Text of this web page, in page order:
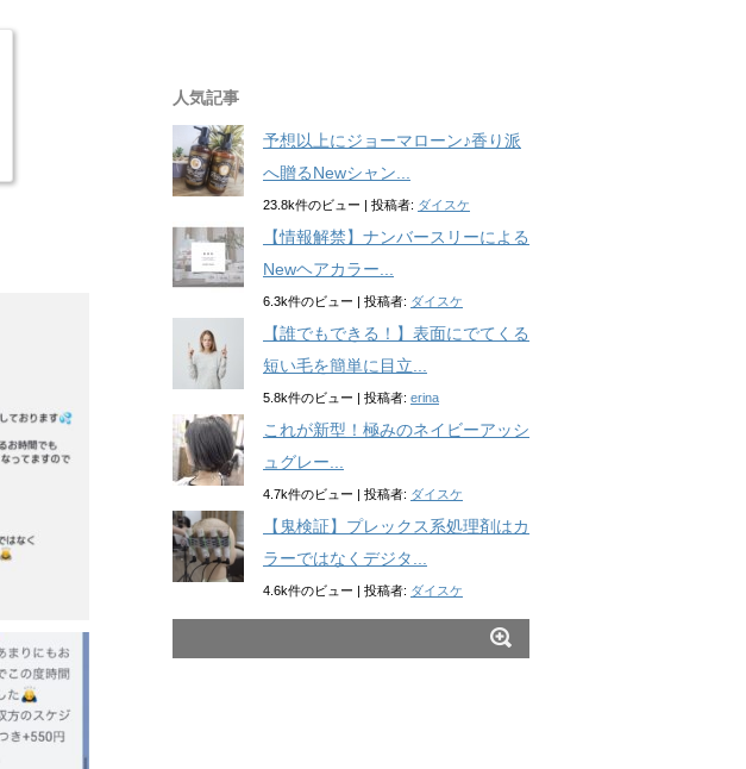
人気記事
予想以上にジョーマローン♪香り派
へ贈るNewシャン...
23.8k件のビュー | 投稿者: ダイスケ
【情報解禁】ナンバースリーによる
Newヘアカラー...
6.3k件のビュー | 投稿者: ダイスケ
【誰でもできる！】表面にでてくる
短い毛を簡単に目立...
5.8k件のビュー | 投稿者: erina
これが新型！極みのネイビーアッシ
ュグレー...
4.7k件のビュー | 投稿者: ダイスケ
【鬼検証】プレックス系処理剤はカ
ラーではなくデジタ...
4.6k件のビュー | 投稿者: ダイスケ